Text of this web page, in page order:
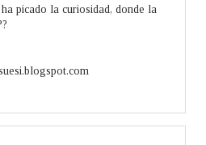
picado la curiosidad, donde la